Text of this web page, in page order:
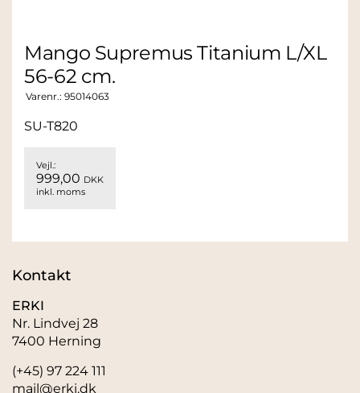
Mango Supremus Titanium L/XL
56-62 cm.
Varenr.: 95014063
SU-T820
Vejl.:
999,00 DKK
inkl. moms
Kontakt
ERKI
Nr. Lindvej 28
7400 Herning
(+45) 97 224 111
mail@erki.dk